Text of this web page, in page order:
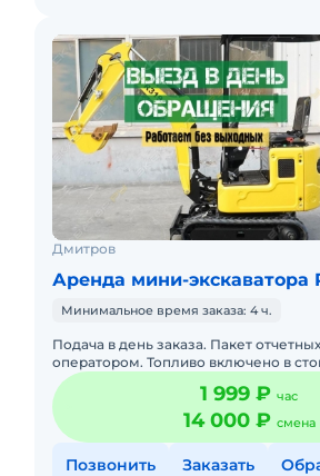
Дмитров
Аренда мини-экскаватора
Минимальное время заказа: 4 ч.
Подача в день заказа. Пакет
оператором. Топливо включено в
Долгосрочная аренда. Аренда мини-
0.95 т с операт
1 999 ₽ час
14 000 ₽ смена
Позвонить Заказать